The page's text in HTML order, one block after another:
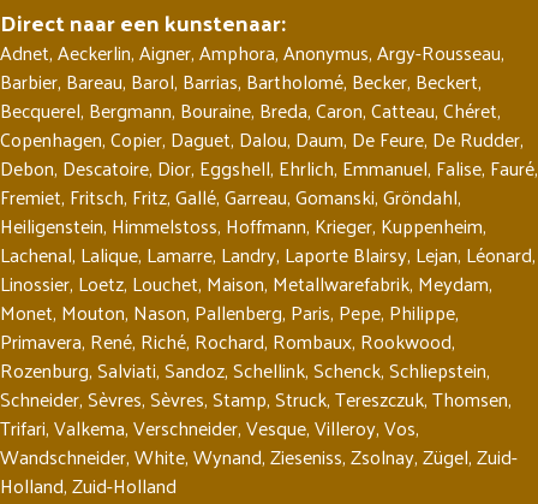
Direct naar een kunstenaar:
Adnet,Aeckerlin,Aigner,Amphora,Anonymus,Argy-Rousseau,
Barbier, Bareau, Barol, Barrias, Bartholomé, Becker, Beckert,
Becquerel, Bergmann, Bouraine, Breda,Caron,Catteau,Chéret,
Copenhagen,Copier, Daguet, Dalou, Daum, De Feure, De Rudder,
Debon, Descatoire, Dior, Eggshell, Ehrlich, Emmanuel, Falise, Fauré,
Fremiet, Fritsch, Fritz,Gallé,Garreau,Gomanski,Gröndahl,
Heiligenstein, Himmelstoss, Hoffmann, Krieger, Kuppenheim,
Lachenal, Lalique, Lamarre, Landry, Laporte Blairsy, Lejan, Léonard,
Linossier, Loetz, Louchet, Maison, Metallwarefabrik, Meydam,
Monet, Mouton, Nason, Pallenberg, Paris, Pepe, Philippe,
Primavera, René, Riché, Rochard, Rombaux, Rookwood,
Rozenburg,Salviati,Sandoz,Schellink,Schenck,Schliepstein,
Schneider,Sèvres,Sèvres,Stamp,Struck,Tereszczuk,Thomsen,
Trifari,Valkema,Verschneider,Vesque,Villeroy,Vos,
Wandschneider,White,Wynand,Zieseniss,Zsolnay,Zügel,Zuid-
Holland,Zuid-Holland